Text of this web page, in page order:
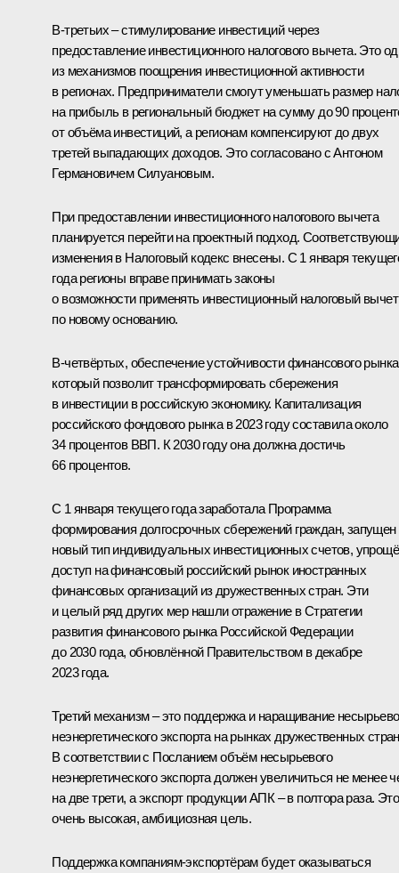
В-третьих – стимулирование инвестиций через
предоставление инвестиционного налогового вычета. Это
из механизмов поощрения инвестиционной активности
в регионах. Предприниматели смогут уменьшать размер
на прибыль в региональный бюджет на сумму до 90
от объёма инвестиций, а регионам компенсируют до двух
третей выпадающих доходов. Это согласовано с Антоном
Германовичем Силуановым.
При предоставлении инвестиционного налогового вычета
планируется перейти на проектный подход.
изменения в Налоговый кодекс внесены. С 1 января
года регионы вправе принимать законы
о возможности применять инвестиционный налоговый вычет
по новому основанию.
В-четвёртых, обеспечение устойчивости финансового
который позволит трансформировать сбережения
в инвестиции в российскую экономику. Капитализация
российского фондового рынка в 2023 году составила около
34 процентов ВВП. К 2030 году она должна достичь
66 процентов.
С 1 января текущего года заработала Программа
формирования долгосрочных сбережений граждан, запущен
новый тип индивидуальных инвестиционных счетов,
доступ на финансовый российский рынок иностранных
финансовых организаций из дружественных стран. Эти
и целый ряд других мер нашли отражение в Стратегии
развития финансового рынка Российской Федерации
до 2030 года, обновлённой Правительством в декабре
2023 года.
Третий механизм – это поддержка и наращивание
неэнергетического экспорта на рынках дружественных
В соответствии с Посланием объём несырьевого
неэнергетического экспорта должен увеличиться не менее
на две трети, а экспорт продукции АПК – в полтора раза. Это
очень высокая, амбициозная цель.
Поддержка компаниям-экспортёрам будет оказываться